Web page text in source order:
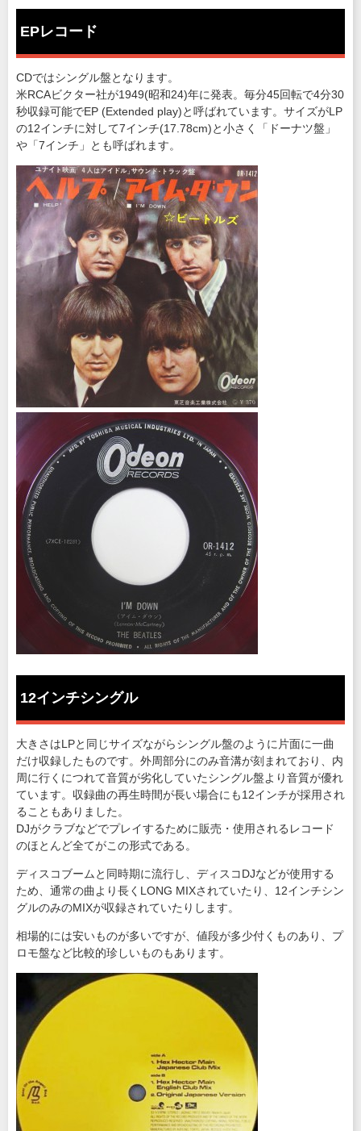
EPレコード
CDではシングル盤となります。
米RCAビクター社が1949(昭和24)年に発表。毎分45回転で4分30
秒収録可能でEP (Extended play)と呼ばれています。サイズがLP
の12インチに対して7インチ(17.78cm)と小さく「ドーナツ盤」
や「7インチ」とも呼ばれます。
12インチシングル
大きさはLPと同じサイズながらシングル盤のように片面に一曲
だけ収録したものです。外周部分にのみ音溝が刻まれており、内
周に行くにつれて音質が劣化していたシングル盤より音質が優れ
ています。収録曲の再生時間が長い場合にも12インチが採用され
ることもありました。
DJがクラブなどでプレイするために販売・使用されるレコード
のほとんど全てがこの形式である。
ディスコブームと同時期に流行し、ディスコDJなどが使用する
ため、通常の曲より長くLONG MIXされていたり、12インチシン
グルのみのMIXが収録されていたりします。
相場的には安いものが多いですが、値段が多少付くものあり、プ
ロモ盤など比較的珍しいものもあります。